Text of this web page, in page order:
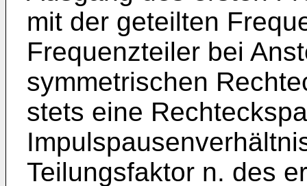
mit der geteilten
Frequenzteiler bei
symmetrischen
stets eine
Teilungsfaktor n. des